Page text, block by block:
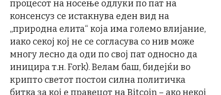
процесот на носење одлуки по пат на
консенсуз се истакнува еден вид на
„природна елита“ која има големо влијание,
иако секој кој не се согласува со нив може
многу лесно да оди по свој пат односно да
иницира т.н. Fork). Велам баш, бидејќи во
крипто светот постои силна политичка
битка за кој е правецот на Bitcoin – ако некој